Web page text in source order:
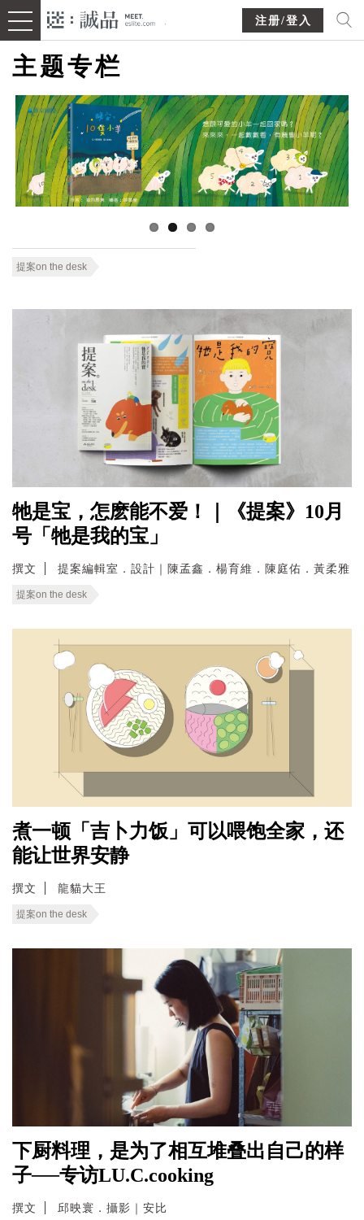
注册/登入
主题专栏
提案on the desk
牠是宝，怎麽能不爱！｜《提案》10月
号「牠是我的宝」
撰文 提案編輯室．設計｜陳孟鑫．楊育維．陳庭佑．黃柔雅
提案on the desk
煮一顿「吉卜力饭」可以喂饱全家，还
能让世界安静
撰文 龍貓大王
提案on the desk
下厨料理，是为了相互堆叠出自己的样
子──专访LU.C.cooking
撰文 邱映寰．攝影｜安比